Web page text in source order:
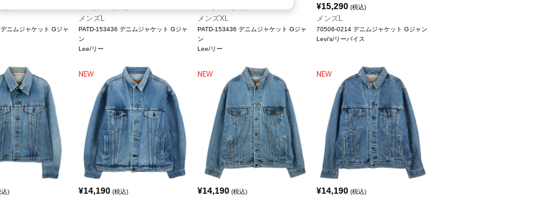
ニムジャケット Gジャ
メンズL
PATD-153436 デニムジャケット Gジャ
ン
Lee/リー
メンズXL
PATD-153436 デニムジャケット Gジャ
ン
Lee/リー
¥15,290 (税込)
メンズL
70506-0214 デニムジャケット Gジャン
Levi's/リーバイス
込) ¥14,190 (税込) ¥14,190 (税込) ¥14,190 (税込)